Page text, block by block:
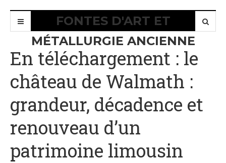
FONTES D'ART ET
MÉTALLURGIE ANCIENNE
En téléchargement : le
château de Walmath :
grandeur, décadence et
renouveau d’un
patrimoine limousin